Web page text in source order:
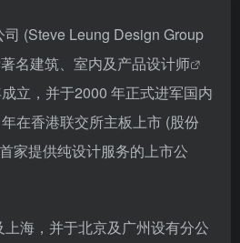
(Steve Leung Design Group
名建筑、室内及产品设计师
立，并于2000 年正式进军国内
在香港联交所主板上市 (股份
家提供纯设计服务的上市公
海，并于北京及广州设有分公